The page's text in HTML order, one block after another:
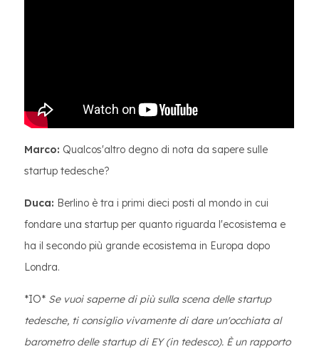
Marco: Qualcos'altro degno di nota da sapere sulle
startup tedesche?
Duca: Berlino è tra i primi dieci posti al mondo in cui
fondare una startup per quanto riguarda l'ecosistema e
ha il secondo più grande ecosistema in Europa dopo
Londra.
*IO* Se vuoi saperne di più sulla scena delle startup
tedesche, ti consiglio vivamente di dare un'occhiata al
barometro delle startup di EY (in tedesco). È un rapporto